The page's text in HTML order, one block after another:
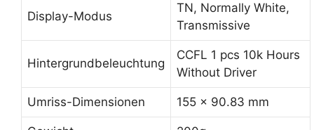
Display-Modus
TN, Normally White,
Transmissive
Hintergrundbeleuchtung
CCFL 1 pcs 10k Hours
Without Driver
Umriss-Dimensionen 155 x 90.83 mm